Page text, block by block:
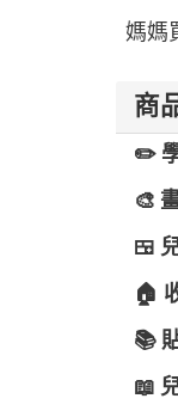
媽媽
商
✏️
🎨
🍱
🏠
📚
📖